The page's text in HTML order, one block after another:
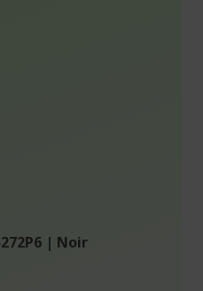
| Noir